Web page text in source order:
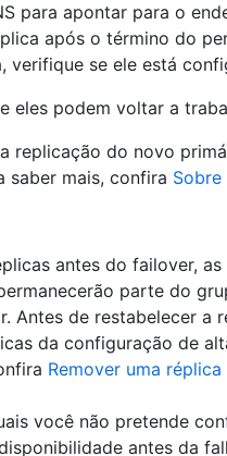
para apontar para o
após o término do
verifique se ele está
eles podem voltar a
replicação do novo
saber mais, confira
antes do failover,
parte do
Antes de restabelecer a
da configuração de
Remover uma
você não pretende
antes da